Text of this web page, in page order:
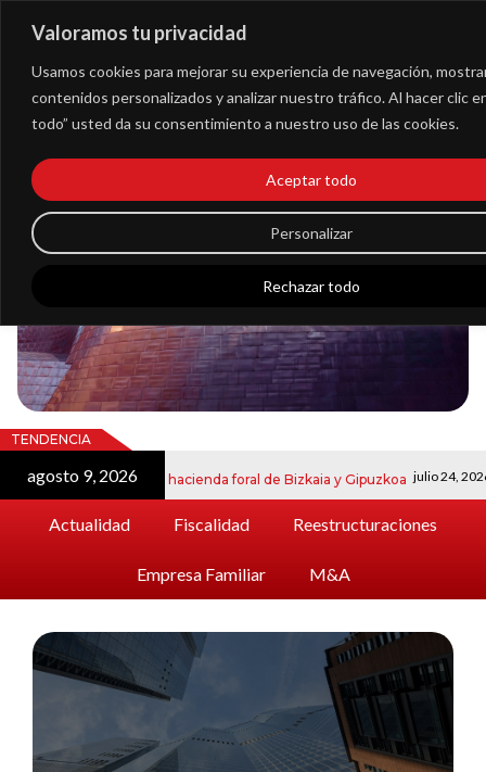
Valoramos tu privacidad
Usamos cookies para mejorar su experiencia de navegación,
contenidos personalizados y analizar nuestro tráfico. Al hacer clic
todo” usted da su consentimiento a nuestro uso de las cookies.
Personalizar
Rechazar todo
Aceptar todo
Blog
Noticias
TENDENCIA
agosto 9, 2026
por la hacienda foral de Bizkaia y Gipuzkoa julio 24, 2026
Actualidad Fiscalidad Reestructuraciones
Empresa Familiar M&A